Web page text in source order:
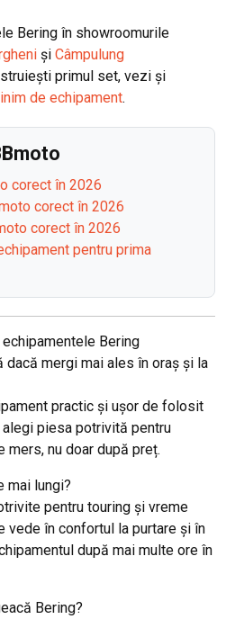
Bering în showroomurile
și Câmpulung
primul set, vezi și
de echipament.
corect în 2026
corect în 2026
corect în 2026
pentru prima
Bering
dacă mergi mai ales în oraș și la
practic și ușor de folosit
piesa potrivită pentru
mers, nu doar după preț.
mai lungi?
pentru touring și vreme
vede în confortul la purtare și în
după mai multe ore în
Bering?